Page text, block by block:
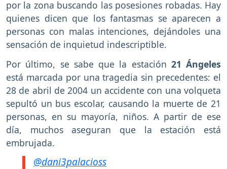
por la zona buscando las posesiones robadas. Hay
quienes dicen que los fantasmas se aparecen a
personas con malas intenciones, dejándoles una
sensación de inquietud indescriptible.
Por último, se sabe que la estación 21 Ángeles
está marcada por una tragedia sin precedentes: el
28 de abril de 2004 un accidente con una volqueta
sepultó un bus escolar, causando la muerte de 21
personas, en su mayoría, niños. A partir de ese
día, muchos aseguran que la estación está
embrujada.
@dani3palacioss